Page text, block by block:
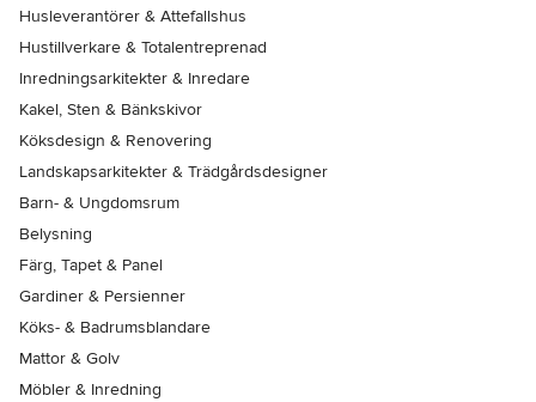
Husleverantörer & Attefallshus
Hustillverkare & Totalentreprenad
Inredningsarkitekter & Inredare
Kakel, Sten & Bänkskivor
Köksdesign & Renovering
Landskapsarkitekter & Trädgårdsdesigner
Barn- & Ungdomsrum
Belysning
Färg, Tapet & Panel
Gardiner & Persienner
Köks- & Badrumsblandare
Mattor & Golv
Möbler & Inredning